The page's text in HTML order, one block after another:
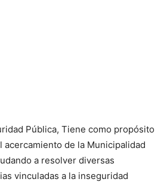
Pública, Tiene como propósito
de la Municipalidad
a resolver diversas
vinculadas a la inseguridad